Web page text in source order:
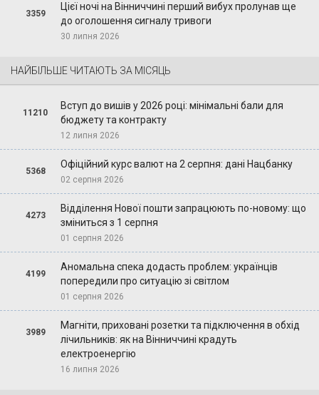
3359
Цієї ночі на Вінниччині перший вибух пролунав ще
до оголошення сигналу тривоги
30 липня 2026
НАЙБІЛЬШЕ ЧИТАЮТЬ ЗА МІСЯЦЬ
11210
Вступ до вишів у 2026 році: мінімальні бали для
бюджету та контракту
12 липня 2026
5368
Офіційний курс валют на 2 серпня: дані Нацбанку
02 серпня 2026
4273
Відділення Нової пошти запрацюють по-новому: що
зміниться з 1 серпня
01 серпня 2026
4199
Аномальна спека додасть проблем: українців
попередили про ситуацію зі світлом
01 серпня 2026
3989
Магніти, приховані розетки та підключення в обхід
лічильників: як на Вінниччині крадуть
електроенергію
16 липня 2026